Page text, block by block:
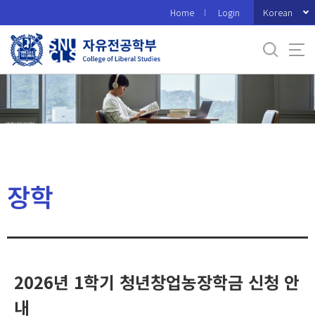
로
메
Home Login Korean
장학
2026년 1학기 청년창업농장학금 신청 안
내